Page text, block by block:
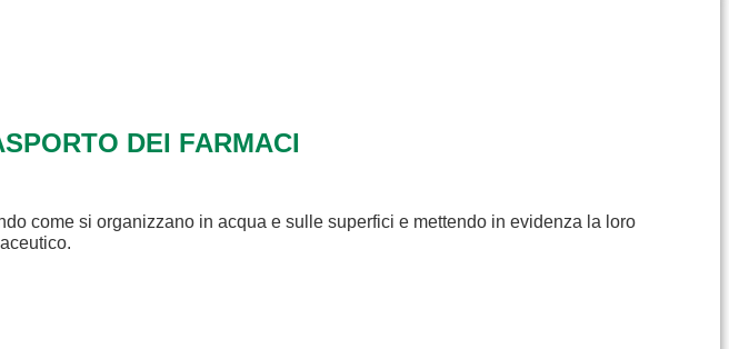
DEI FARMACI
come si organizzano in acqua e sulle superfici e mettendo in evidenza la loro